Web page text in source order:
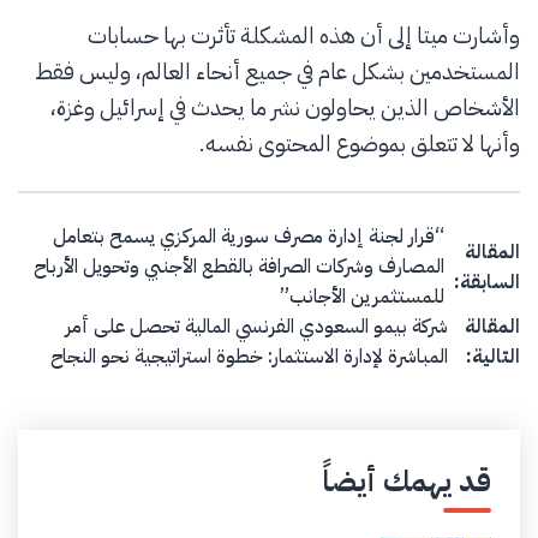
وأشارت ميتا إلى أن هذه المشكلة تأثرت بها حسابات
المستخدمين بشكل عام في جميع أنحاء العالم، وليس فقط
الأشخاص الذين يحاولون نشر ما يحدث في إسرائيل وغزة،
وأنها لا تتعلق بموضوع المحتوى نفسه.
Post navigation
المقالة
السابقة:
“قرار لجنة إدارة مصرف سورية المركزي يسمح بتعامل
المصارف وشركات الصرافة بالقطع الأجنبي وتحويل الأرباح
للمستثمرين الأجانب”
المقالة
التالية:
شركة بيمو السعودي الفرنسي المالية تحصل على أمر
المباشرة لإدارة الاستثمار: خطوة استراتيجية نحو النجاح
قد يهمك أيضاً